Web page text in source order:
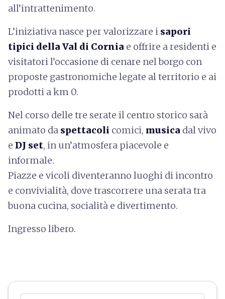
all’intrattenimento.
L’iniziativa nasce per valorizzare i sapori
tipici della Val di Cornia e offrire a residenti e
visitatori l’occasione di cenare nel borgo con
proposte gastronomiche legate al territorio e ai
prodotti a km 0.
Nel corso delle tre serate il centro storico sarà
animato da spettacoli comici, musica dal vivo
e DJ set, in un’atmosfera piacevole e
informale.
Piazze e vicoli diventeranno luoghi di incontro
e convivialità, dove trascorrere una serata tra
buona cucina, socialità e divertimento.
Ingresso libero.